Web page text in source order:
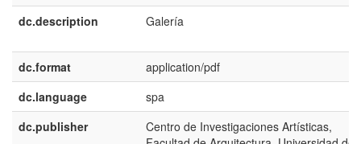
dc.description
Galería
dc.format
application/pdf
dc.language
spa
dc.publisher
Centro de Investigaciones Artísticas,